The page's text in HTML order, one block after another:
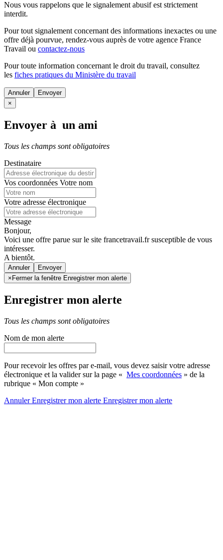
Nous vous rappelons que le signalement abusif est strictement
interdit.
Pour tout signalement concernant des informations inexactes ou une
offre déjà pourvue, rendez-vous auprès de votre agence France
Travail ou contactez-nous
Pour toute information concernant le droit du travail, consultez
les fiches pratiques du Ministère du travail
Annuler
×
Envoyer à un ami
Tous les champs sont obligatoires
Destinataire
Vos coordonnées Votre nom
Votre adresse électronique
Message
Bonjour,
Voici une offre parue sur le site francetravail.fr susceptible de vous
intéresser.
A bientôt.
Annuler
× Fermer la fenêtre Enregistrer mon alerte
Enregistrer mon alerte
Tous les champs sont obligatoires
Nom de mon alerte
Pour recevoir les offres par e-mail, vous devez saisir votre adresse
électronique et la valider sur la page « Mes coordonnées » de la
rubrique « Mon compte »
AnnulerEnregistrer mon alerte Enregistrermon alerte